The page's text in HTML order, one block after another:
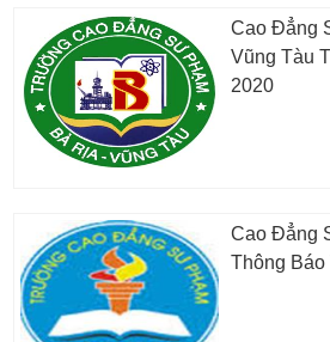
Cao Đẳng
Vũng Tàu
2020
Cao Đẳng
Thông Báo